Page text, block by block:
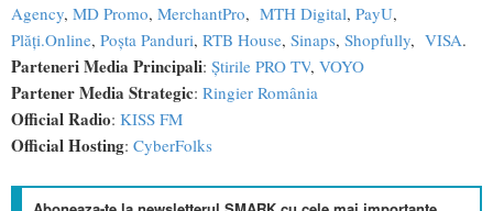
Agency, MD Promo, MerchantPro, MTH Digital, PayU,
Plăți.Online, Poșta Panduri, RTB House, Sinaps, Shopfully, VISA.
Parteneri Media Principali: Știrile PRO TV, VOYO
Partener Media Strategic: Ringier România
Official Radio: KISS FM
Official Hosting: CyberFolks